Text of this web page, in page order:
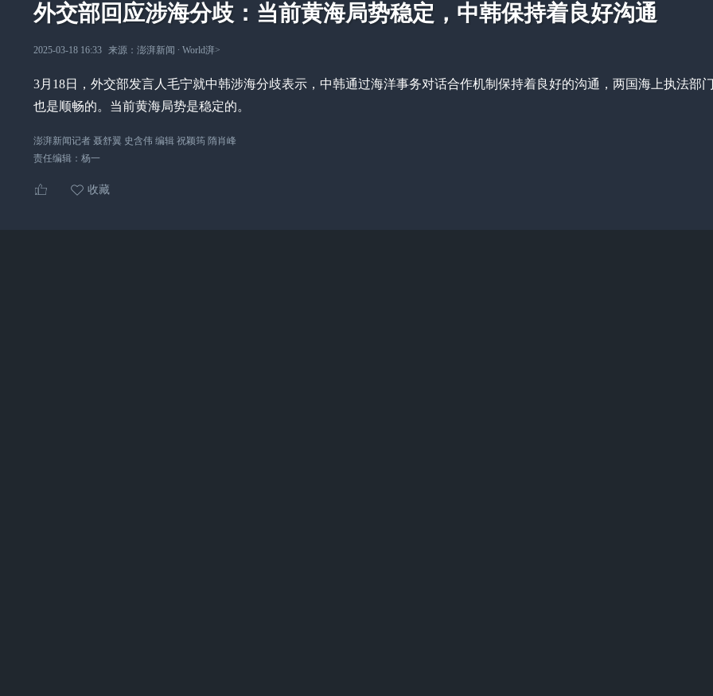
外交部回应涉海分歧：当前黄海局势稳定，中韩保持着良好沟通
2025-03-18 16:33 来源： 澎湃新闻 ∙ World湃>
3月18日，外交部发言人毛宁就中韩涉海分歧表示，中韩通过海洋事务对话合作机制保持着良好的沟通，两国海上执法部
也是顺畅的。当前黄海局势是稳定的。
澎湃新闻记者 聂舒翼 史含伟 编辑 祝颖筠 隋肖峰
责任编辑： 杨一
收藏